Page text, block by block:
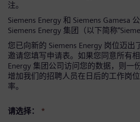
注。
Siemens Energy 和 Siemens Gamesa
Siemens Energy 集团（以下简称
您已向新的 Siemens Energy 岗位迈出
邀请您填写申请表。如果您同意所有
Energy 集团公司访问您的数据，则一
增加我们的招聘人员在日后的工作岗
率。
请选择：
*